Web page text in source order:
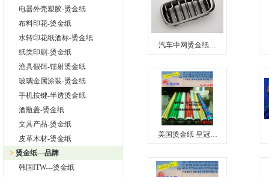
上海旭饰实业有限公司——进口烫金纸专业供应商
怎样选择进口烫金纸
上海旭饰实业有限公司 专业供应汽车中网烫金纸，汽车格栅烫金
电器外壳塑胶-烫金纸
布料印花-烫金纸
水转印花纸酒标-烫金纸
纸类印刷-烫金纸
渔具假饵-镭射烫金纸
玻璃金属涂装-烫金纸
手机按键-半透烫金纸
酒瓶盖-烫金纸
文具产品-烫金纸
皮革木材-烫金纸
> 烫金纸---品牌
韩国ITW---烫金纸
汽车中网烫金纸…
美国烫金纸 皇冠…